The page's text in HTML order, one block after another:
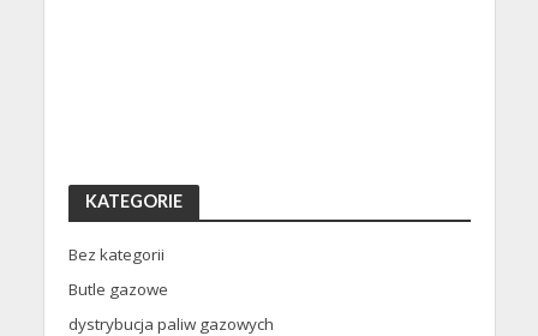
KATEGORIE
Bez kategorii
Butle gazowe
dystrybucja paliw gazowych